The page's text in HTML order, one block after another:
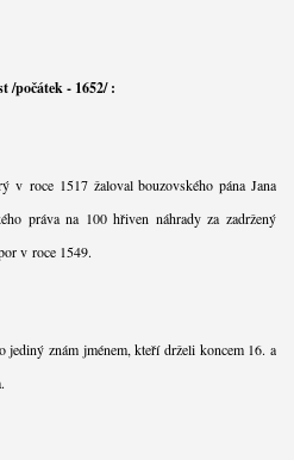
/počátek - 1652/ :
v roce 1517 žaloval bouzovského pána Jana
práva na 100 hřiven náhrady za zadržený
v roce 1549.
jediný znám jménem, kteří drželi koncem 16. a